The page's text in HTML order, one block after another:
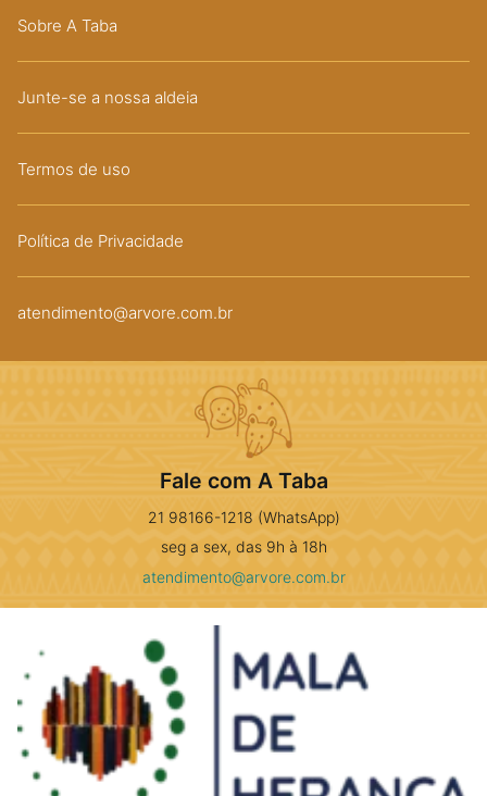
Sobre A Taba
Junte-se a nossa aldeia
Termos de uso
Política de Privacidade
atendimento@arvore.com.br
Fale com A Taba
21 98166-1218 (WhatsApp)
seg a sex, das 9h à 18h
atendimento@arvore.com.br